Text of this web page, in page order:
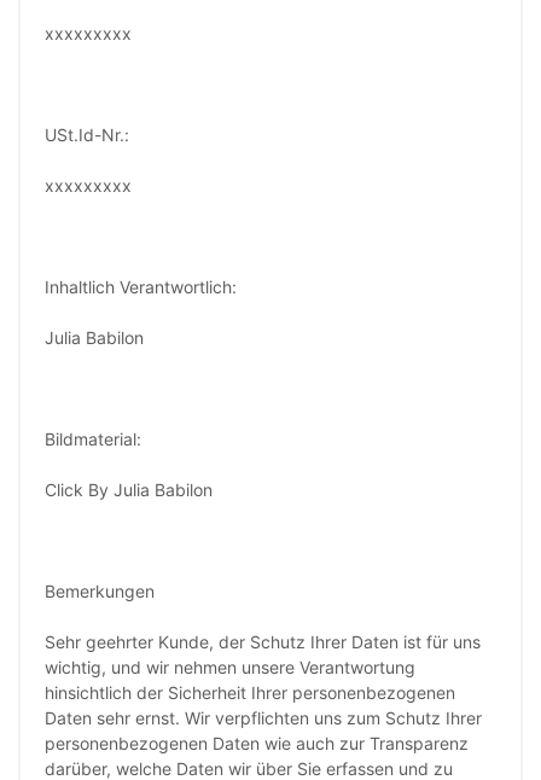
xxxxxxxxx
USt.Id-Nr.:
xxxxxxxxx
Inhaltlich Verantwortlich:
Julia Babilon
Bildmaterial:
Click By Julia Babilon
Bemerkungen
Sehr geehrter Kunde, der Schutz Ihrer Daten ist für uns
wichtig, und wir nehmen unsere Verantwortung
hinsichtlich der Sicherheit Ihrer personenbezogenen
Daten sehr ernst. Wir verpflichten uns zum Schutz Ihrer
personenbezogenen Daten wie auch zur Transparenz
darüber, welche Daten wir über Sie erfassen und zu